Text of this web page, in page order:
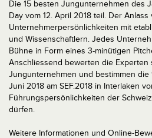
Die 15 besten Jungunternehmen des
Day vom 12. April 2018 teil. Der
Unternehmerpersönlichkeiten mit
und Wissenschaftlern. Jedes
Bühne in Form eines 3-minütigen
Anschliessend bewerten die Experten
Jungunternehmen und bestimmen die
Juni 2018 am SEF.2018 in Interlaken
Führungspersönlichkeiten der
dürfen.
Weitere Informationen und Online-